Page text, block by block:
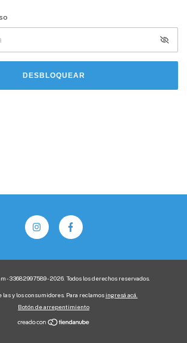
DESBLOQUEAR
- 33682997589 - 2026. Todos los derechos reservados.
las y los consumidores. Para reclamos ingresá acá.
Botón de arrepentimiento